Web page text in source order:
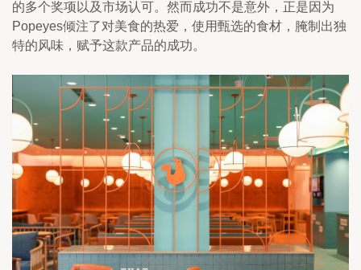
的多个奖项以及市场认可。然而成功不是意外，正是因为
Popeyes倾注了对美食的热爱，使用甄选的食材，腌制出独
特的风味，赋予这款产品的成功。